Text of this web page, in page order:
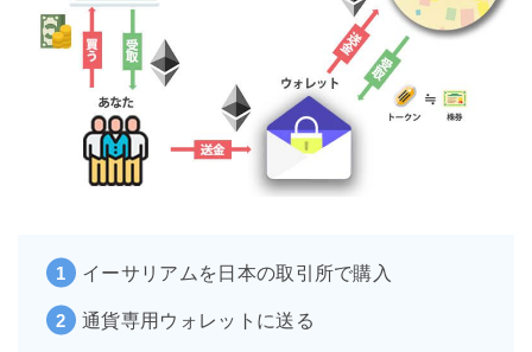
イーサリアムを日本の取引所で購入
通貨専用ウォレットに送る